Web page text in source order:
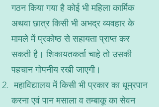
गठन किया गया है कोई भी महिला कार्मिक
अथवा छात्र किसी भी अभद्र व्यवहार के
मामले में प्रकोष्ठ से सहायता प्राप्त कर
सकती है। शिकायतकर्ता चाहे तो उसकी
पहचान गोपनीय रखी जाएगी।
महाविद्यालय में किसी भी प्रकार का धूम्रपान
करना एवं पान मसाला व तम्बाकू का सेवन